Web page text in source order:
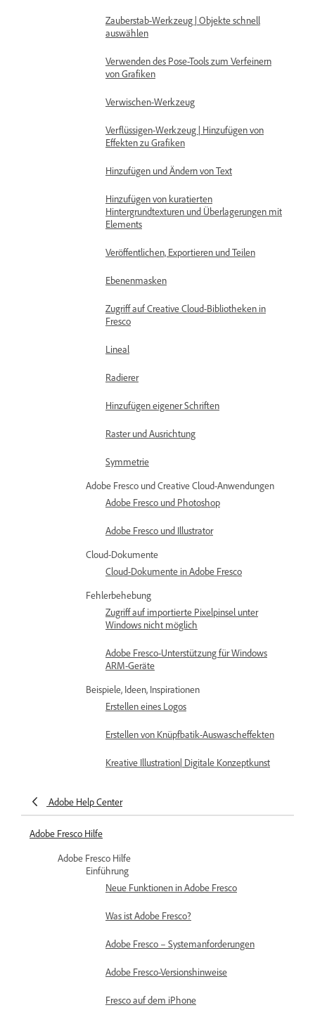
Zauberstab-Werkzeug | Objekte schnell
auswählen
Verwenden des Pose-Tools zum Verfeinern
von Grafiken
Verwischen-Werkzeug
Verflüssigen-Werkzeug | Hinzufügen von
Effekten zu Grafiken
Hinzufügen und Ändern von Text
Hinzufügen von kuratierten
Hintergrundtexturen und Überlagerungen mit
Elements
Veröffentlichen, Exportieren und Teilen
Ebenenmasken
Zugriff auf Creative Cloud-Bibliotheken in
Fresco
Lineal
Radierer
Hinzufügen eigener Schriften
Raster und Ausrichtung
Symmetrie
Adobe Fresco und Creative Cloud-Anwendungen
Adobe Fresco und Photoshop
Adobe Fresco und Illustrator
Cloud-Dokumente
Cloud-Dokumente in Adobe Fresco
Fehlerbehebung
Zugriff auf importierte Pixelpinsel unter
Windows nicht möglich
Adobe Fresco-Unterstützung für Windows
ARM-Geräte
Beispiele, Ideen, Inspirationen
Erstellen eines Logos
Erstellen von Knüpfbatik-Auswascheffekten
Kreative Illustration| Digitale Konzeptkunst
Adobe Help Center
Adobe Fresco Hilfe
Adobe Fresco Hilfe
Einführung
Neue Funktionen in Adobe Fresco
Was ist Adobe Fresco?
Adobe Fresco – Systemanforderungen
Adobe Fresco-Versionshinweise
Fresco auf dem iPhone